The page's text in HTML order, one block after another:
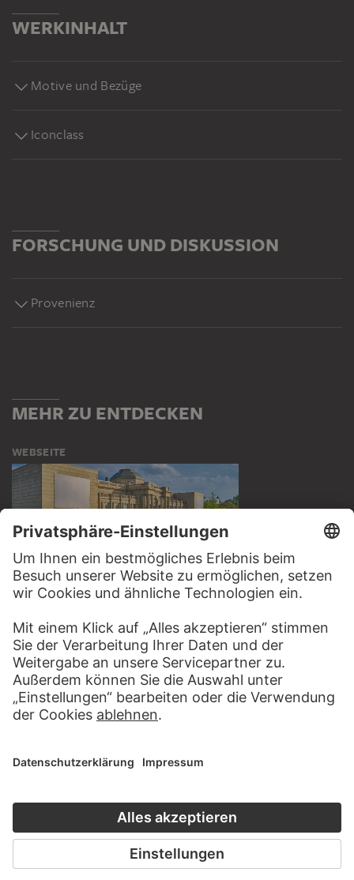
WERKINHALT
Motive und Bezüge
Iconclass
FORSCHUNG UND DISKUSSION
Provenienz
MEHR ZU ENTDECKEN
WEBSEITE
BESUCHEN SIE DAS
STÄDEL MUSEUM
ZUR WEBSEITE
KONTAKT
Haben Sie Anregungen, Fragen oder Informationen zu
diesem Werk?
SCHREIBEN SIE UNS